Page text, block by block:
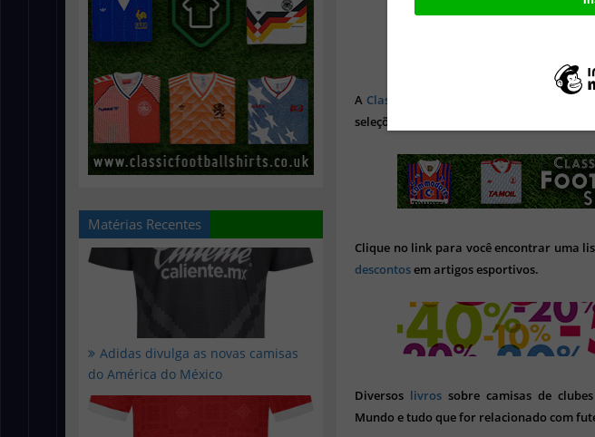
Matérias Recentes
Adidas divulga as novas camisas
do América do México
A Classic Football Shirts
possui o maior
seleções ). A loja faz entregas no mundo
Clique no link para você encontrar uma
descontosem artigos esportivos.
Diversos livros sobre camisas de
Mundo e tudo que for relacionado com